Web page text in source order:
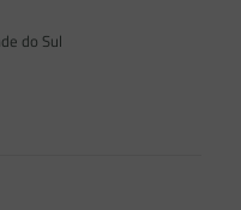
do Sul